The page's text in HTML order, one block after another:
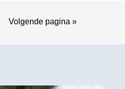
Ga
Volgende pagina »